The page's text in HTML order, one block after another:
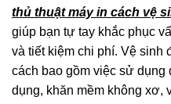
thủ thuật máy in cách vệ
giúp bạn tự tay khắc phục
và tiết kiệm chi phí. Vệ sinh
cách bao gồm việc sử dụng
dụng, khăn mềm không xơ,